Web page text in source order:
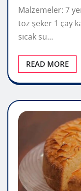
Malzemeler: 7
toz şeker 1 çay
sıcak su…
READ MORE